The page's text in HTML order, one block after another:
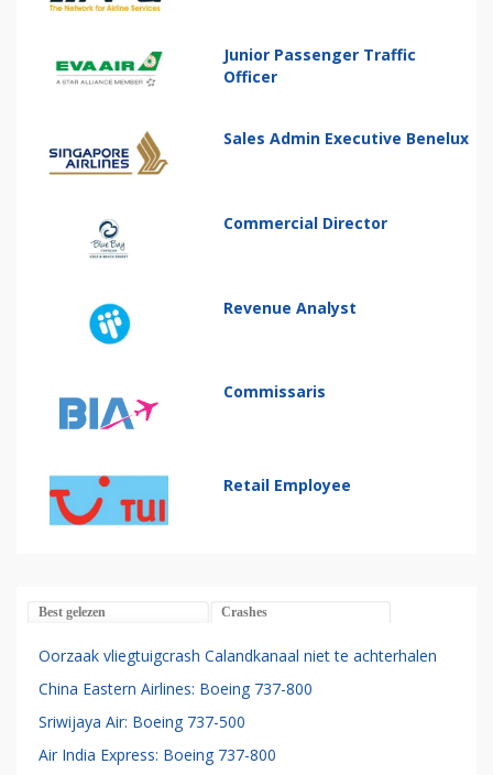
Junior Passenger Traffic
Officer
Sales Admin Executive Benelux
Commercial Director
Revenue Analyst
Commissaris
Retail Employee
Best gelezen Crashes
Oorzaak vliegtuigcrash Calandkanaal niet te achterhalen
China Eastern Airlines: Boeing 737-800
Sriwijaya Air: Boeing 737-500
Air India Express: Boeing 737-800